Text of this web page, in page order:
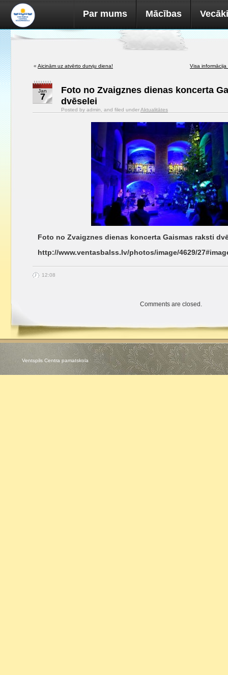
Par mums Mācības
« Aicinām uz atvērto durvju diena! Visa
Jan
7
Foto no Zvaigznes dienas koncerta
dvēselei
Posted by admin, and filed underAktualitātes
Foto no Zvaigznes dienas koncerta Gaismas raksti
http://www.ventasbalss.lv/photos/image/4629/
12:08
Comments are closed.
Ventspils Centra pamatskola